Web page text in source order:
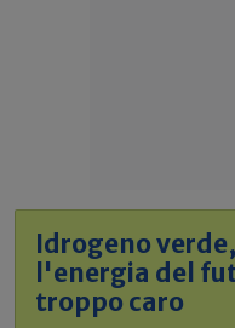
Idrogeno
l'energia del
troppo caro